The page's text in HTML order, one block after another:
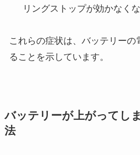
リングストップが効かなく
これらの症状は、バッテリーの
ることを示しています。
バッテリーが上がってし
法